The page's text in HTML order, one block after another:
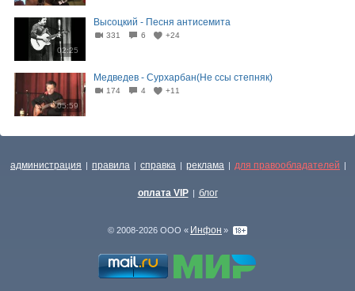
02:25
Высоцкий - Песня антисемита
331 6 +24
05:59
Медведев - Сурхарбан(Не ссы степняк)
174 4 +11
администрация | правила | справка | реклама | для правообладателей |
оплата VIP | блог
© 2008-2026 ООО « Инфон »